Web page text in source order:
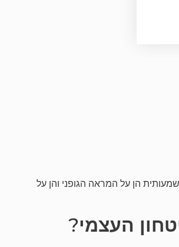
הן על המראה הגופני והן על
העצמי?